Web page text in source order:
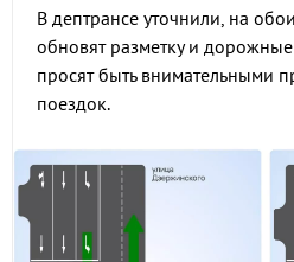
В дептрансе уточнили, на
обновят разметку и
просят быть внимательными
поездок.